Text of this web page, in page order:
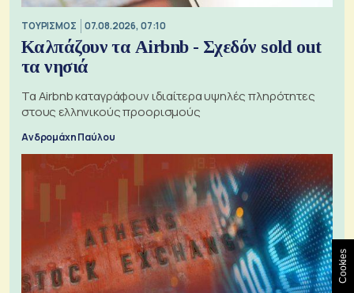
ΤΟΥΡΙΣΜΟΣ 07.08.2026, 07:10
Καλπάζουν τα Airbnb - Σχεδόν sold out
τα νησιά
Τα Airbnb καταγράφουν ιδιαίτερα υψηλές πληρότητες
στους ελληνικούς προορισμούς
Ανδρομάχη Παύλου
Cookies